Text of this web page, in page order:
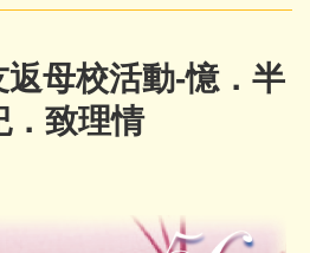
母校活動-憶．半
．致理情